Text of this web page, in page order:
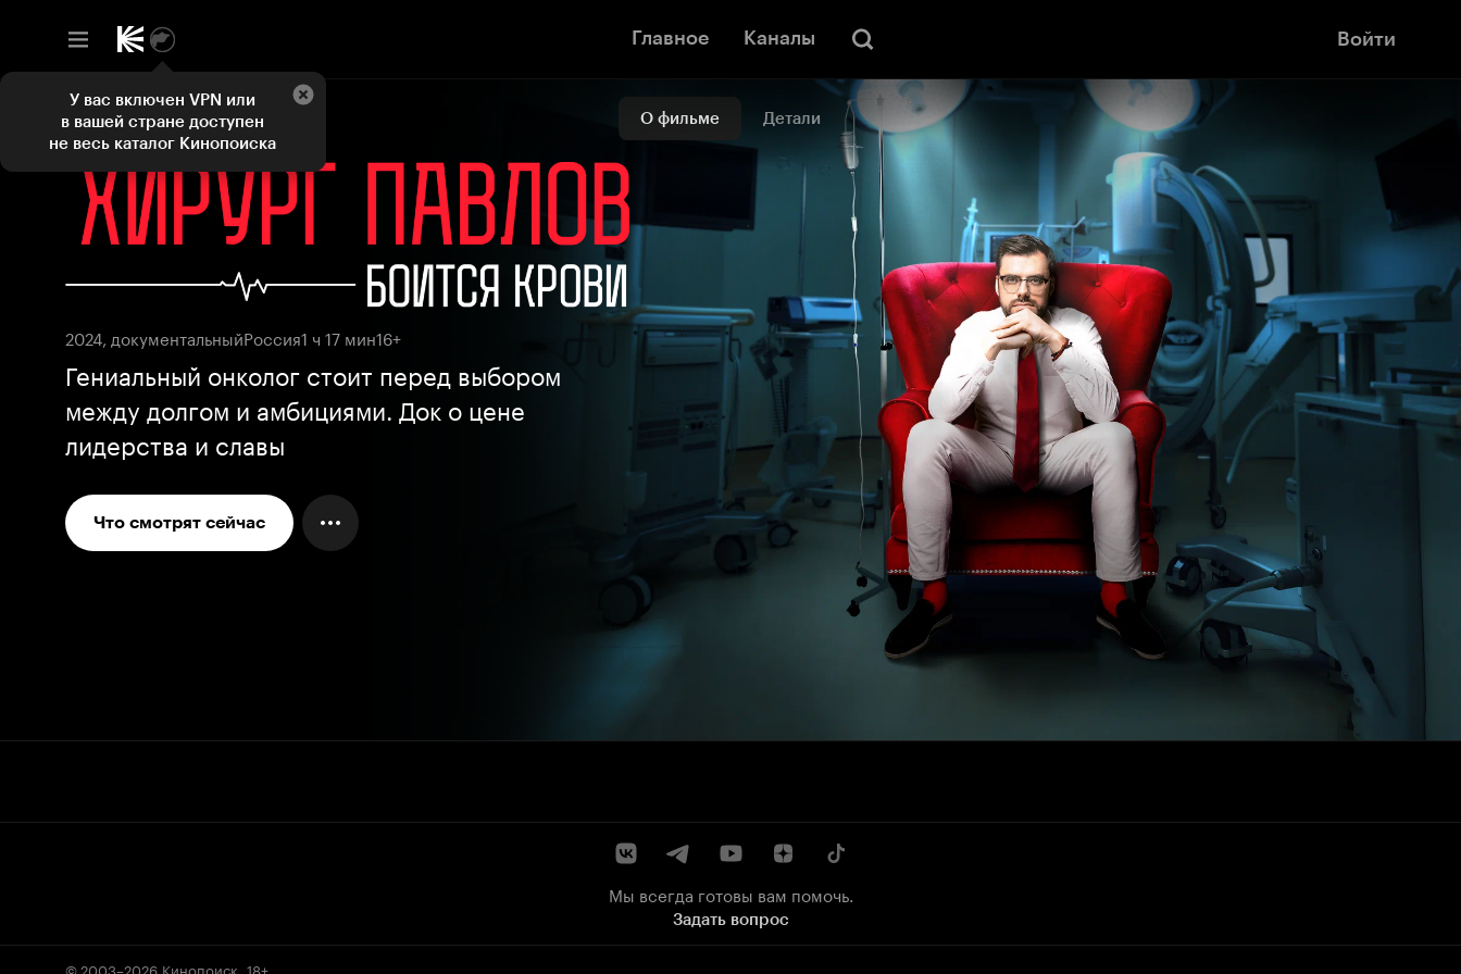
Главное Каналы Войти
О фильме Детали
2024, документальныйРоссия1 ч 17 мин16+
Гениальный онколог стоит перед выбором
между долгом и амбициями. Док о цене
лидерства и славы
Что смотрят сейчас
Мы всегда готовы вам помочь.
Задать вопрос
© 2003–2026 Кинопоиск 18+
У вас включен VPN или
в вашей стране доступен
не весь каталог Кинопоиска